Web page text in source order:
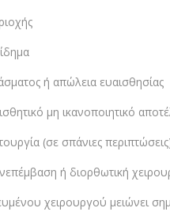
ή απώλεια ευαισθησίας
μη ικανοποιητικό
(σε σπάνιες
ή διορθωτική
χειρουργού μειώνει